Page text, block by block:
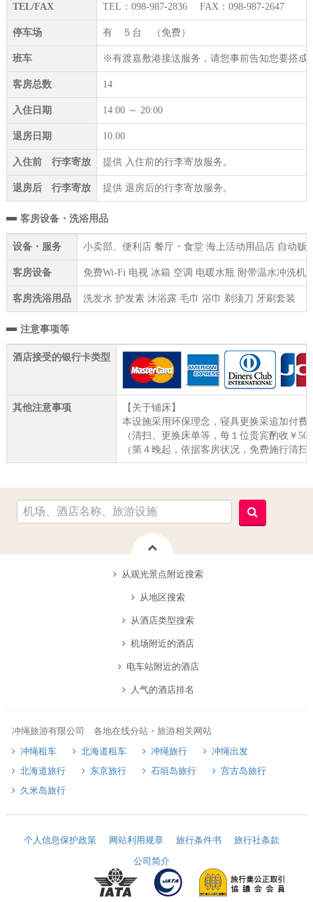
TEL/FAX TEL：098-987-2836 FAX：098-987-2647
停车场 有 ５台 （免费）
班车 ※有渡嘉敷港接送服务，请您事前告知您要搭成
客房总数 14
入住日期 14:00 ～ 20:00
退房日期 10:00
入住前 行李寄放 提供 入住前的行李寄放服务。
退房后 行李寄放 提供 退房后的行李寄放服务。
客房设备・洗浴用品
设备・服务 小卖部、便利店 餐厅・食堂 海上活动用品店 自动
客房设备 免费Wi-Fi 电视 冰箱 空调 电暖水瓶 附带温水冲洗机
客房洗浴用品 洗发水 护发素 沐浴露 毛巾 浴巾 剃须刀 牙刷套装
注意事项等
酒店接受的银行卡类型
其他注意事项
【关于铺床】
本设施采用环保理念，寝具更换采追加付费
（清扫、更换床单等，每１位贵宾酌收￥
（第４晚起，依据客房状况，免费施行清扫
从观光景点附近搜索
从地区搜索
从酒店类型搜索
机场附近的酒店
电车站附近的酒店
人气的酒店排名
冲绳旅游有限公司 各地在线分站・旅游相关网站
冲绳租车
北海道租车 冲绳旅行
冲绳出发
北海道旅行
东京旅行 石垣岛旅行
宫古岛旅行
久米岛旅行
个人信息保护政策 网站利用规章 旅行条件书
旅行社条款
公司简介